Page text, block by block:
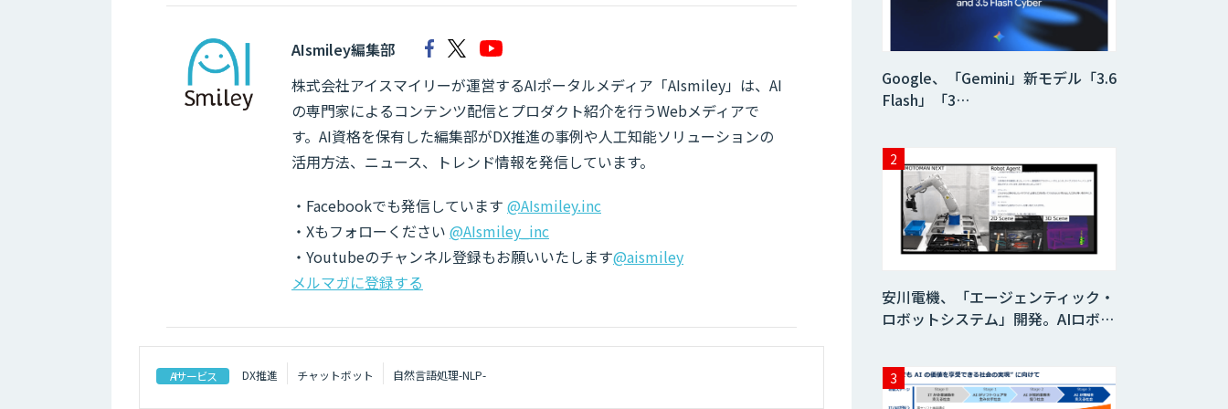
AIsmiley編集部
株式会社アイスマイリーが運営するAIポータルメディア「AIsmiley」は、AI
の専門家によるコンテンツ配信とプロダクト紹介を行うWebメディアで
す。AI資格を保有した編集部がDX推進の事例や人工知能ソリューションの
活用方法、ニュース、トレンド情報を発信しています。
・Facebookでも発信しています @AIsmiley.inc
・Xもフォローください @AIsmiley_inc
・Youtubeのチャンネル登録もお願いいたします@aismiley
メルマガに登録する
AIサービス DX推進 チャットボット 自然言語処理-NLP-
Dify導入・AIエー
ジェント活用支援
サービス
査）
Web広告・SNS施
策立案/レポーティ
ング自動化AIエー
ジェント開発
ナーチャリング自
動化エージェント
開発
営業特化型Dify導
入支援・AIエージ
ェント開発
Google、「Gemini」新モデル「3.6
Flash」「3…
安川電機、「エージェンティック・
ロボットシステム」開発。AIロボ…